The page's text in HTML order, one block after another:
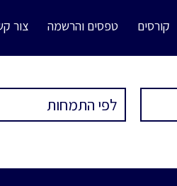
קורסים טפסים והרשמה צור